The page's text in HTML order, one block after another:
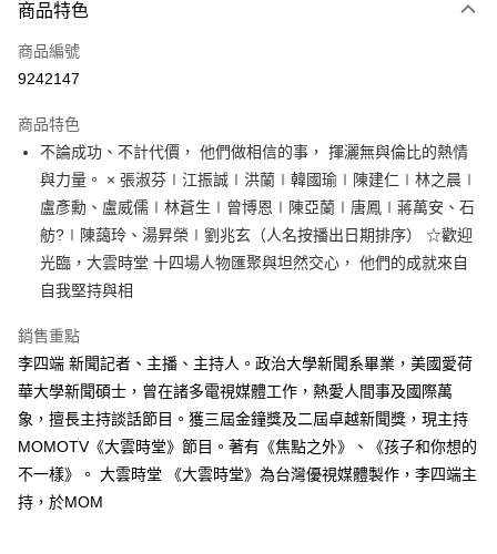
信用卡一次付款
ATM付款
運送方式
付款後全家取貨
每筆NT$60，滿NT$499(含以上)免運費
付款後7-11取貨
每筆NT$60，滿NT$499(含以上)免運費
宅配
每筆NT$100，滿NT$499(含以上)免運費
商品特色
商品編號
9242147
商品特色
不論成功、不計代價， 他們做相信的事， 揮灑無與倫比的熱情
與力量。 × 張淑芬∣江振誠∣洪蘭∣韓國瑜∣陳建仁∣林之晨∣
盧彥勳、盧威儒∣林蒼生∣曾博恩∣陳亞蘭∣唐鳳∣蔣萬安、石
舫?∣陳藹玲、湯昇榮∣劉兆玄（人名按播出日期排序） ☆歡迎
光臨，大雲時堂 十四場人物匯聚與坦然交心， 他們的成就來自
自我堅持與相
銷售重點
李四端 新聞記者、主播、主持人。政治大學新聞系畢業，美國愛荷
華大學新聞碩士，曾在諸多電視媒體工作，熱愛人間事及國際萬
象，擅長主持談話節目。獲三屆金鐘獎及二屆卓越新聞獎，現主持
MOMOTV《大雲時堂》節目。著有《焦點之外》、《孩子和你想的
不一樣》。 大雲時堂 《大雲時堂》為台灣優視媒體製作，李四端主
持，於MOM